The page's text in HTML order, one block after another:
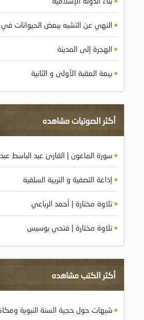
النهي عن التشبه ببعض الحيوانات في
الهجرة إلى المدينة
بيعة العقبة الأولى و الثانية
أكثر الصوتيات مشاهده
سورة الماعون | القارئ عبد الباسط
إذاعة التصفية و التربية السلفية
تلاوة مختارة | أحمد الرباعي
تلاوة مختارة | فتحي بوسيس
أكثر الكتب مشاهده
شبهات حول حجية السنة النبوية